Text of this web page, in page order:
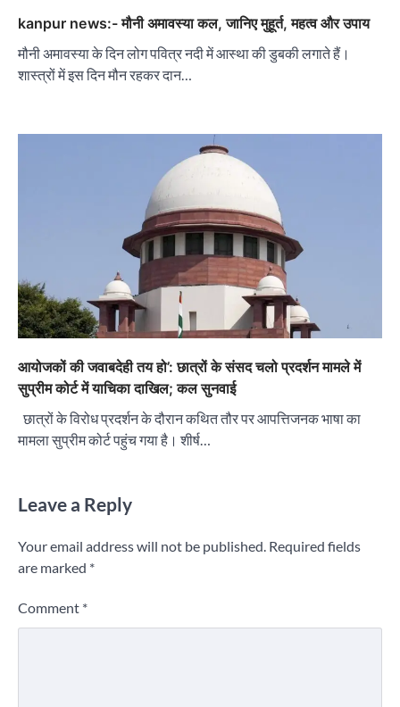
kanpur news:- मौनी अमावस्या कल, जानिए मुहूर्त, महत्व और उपाय
मौनी अमावस्या के दिन लोग पवित्र नदी में आस्था की डुबकी लगाते हैं।
शास्त्रों में इस दिन मौन रहकर दान…
आयोजकों की जवाबदेही तय हो’: छात्रों के संसद चलो प्रदर्शन मामले में
सुप्रीम कोर्ट में याचिका दाखिल; कल सुनवाई
छात्रों के विरोध प्रदर्शन के दौरान कथित तौर पर आपत्तिजनक भाषा का
मामला सुप्रीम कोर्ट पहुंच गया है। शीर्ष…
Leave a Reply
Your email address will not be published. Required fields
are marked *
Comment *